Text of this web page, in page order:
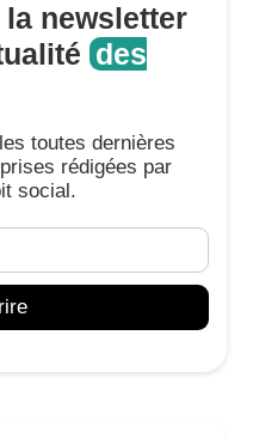
la newsletter
des
toutes dernières
rédigées par
social.